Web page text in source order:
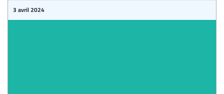
3 avril 2024